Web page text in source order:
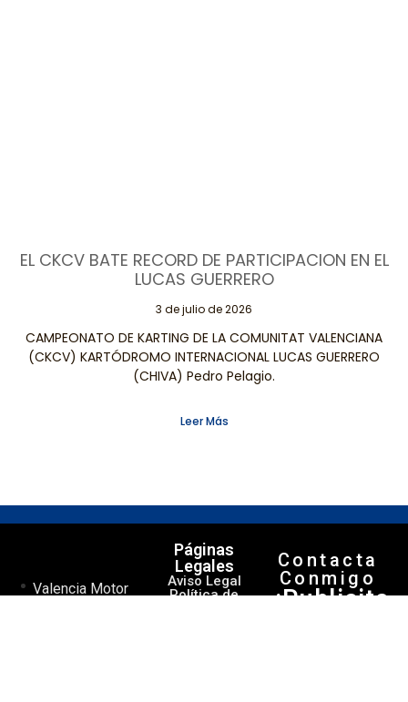
EL CKCV BATE RECORD DE PARTICIPACION EN EL
LUCAS GUERRERO
3 de julio de 2026
CAMPEONATO DE KARTING DE LA COMUNITAT VALENCIANA
(CKCV) KARTÓDROMO INTERNACIONAL LUCAS GUERRERO
(CHIVA) Pedro Pelagio.
Leer Más
Valencia Motor
Páginas
Legales
Aviso Legal
Política de
Contacta
Conmigo
¡Publicita